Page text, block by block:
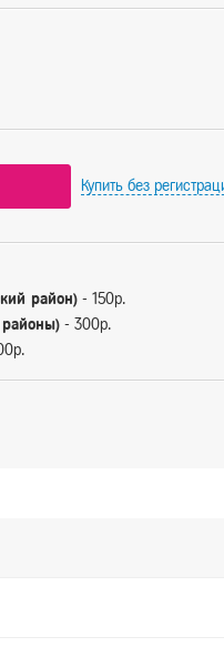
Купить без
район) - 150р.
районы) - 300р.